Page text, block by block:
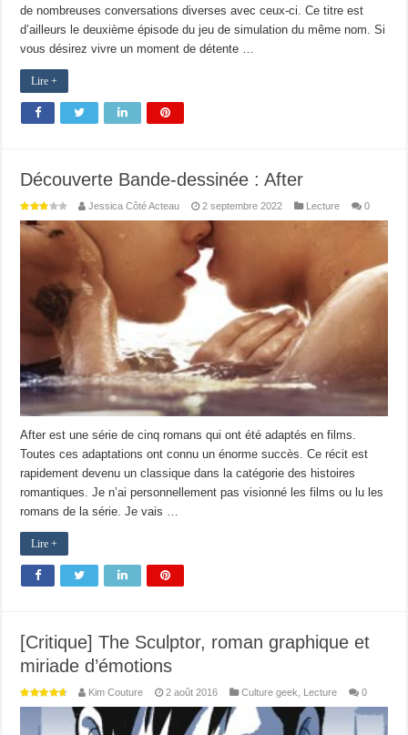
de nombreuses conversations diverses avec ceux-ci. Ce titre est
d’ailleurs le deuxième épisode du jeu de simulation du même nom. Si
vous désirez vivre un moment de détente …
Lire +
Découverte Bande-dessinée : After
Jessica Côté Acteau 2 septembre 2022 Lecture 0
After est une série de cinq romans qui ont été adaptés en films.
Toutes ces adaptations ont connu un énorme succès. Ce récit est
rapidement devenu un classique dans la catégorie des histoires
romantiques. Je n’ai personnellement pas visionné les films ou lu les
romans de la série. Je vais …
Lire +
[Critique] The Sculptor, roman graphique et
miriade d’émotions
Kim Couture 2 août 2016 Culture geek Lecture 0